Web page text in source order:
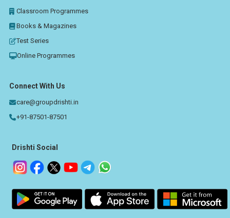
Classroom Programmes
Books & Magazines
Test Series
Online Programmes
Connect With Us
care@groupdrishti.in
+91-87501-87501
Drishti Social